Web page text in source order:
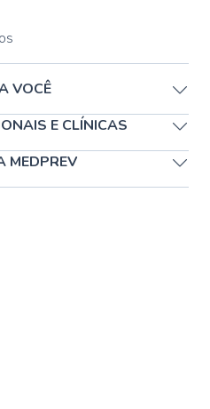
VOCÊ
E CLÍNICAS
MEDPREV